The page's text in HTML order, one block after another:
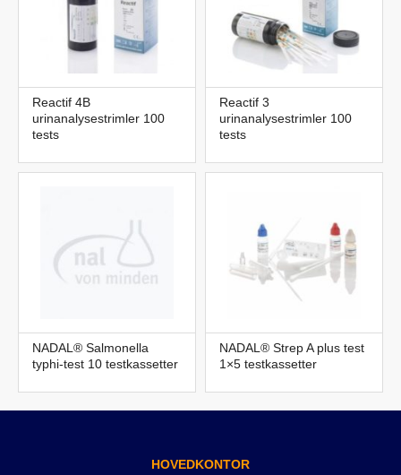
Reactif 4B
urinanalysestrimler 100
tests
Reactif 3
urinanalysestrimler 100
tests
NADAL® Salmonella
typhi-test 10 testkassetter
NADAL® Strep A plus test
1×5 testkassetter
HOVEDKONTOR